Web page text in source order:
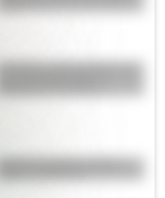
San Martín y Simón Bolívar: así
Bandera de Bolivia: historia,